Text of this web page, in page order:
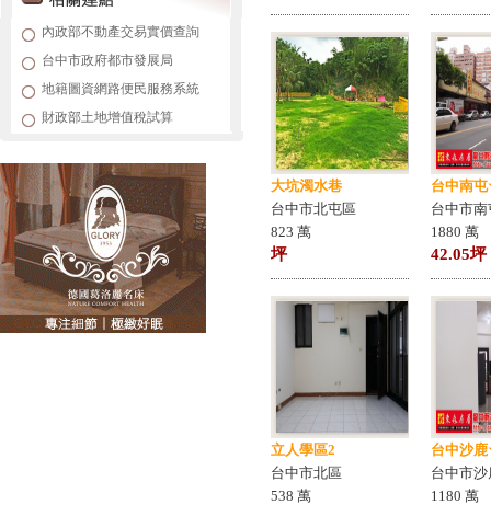
內政部不動產交易實價查詢
台中市政府都市發展局
地籍圖資網路便民服務系統
財政部土地增值稅試算
大坑濁水巷
台中市北屯區
823 萬
坪
台中南
台中市南
1880 萬
42.05坪
立人學區2
台中市北區
538 萬
台中沙
台中市沙
1180 萬